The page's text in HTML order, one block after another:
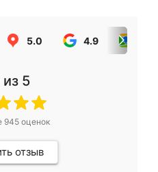
5.0 4.9
из 5
945оценок
отзыв